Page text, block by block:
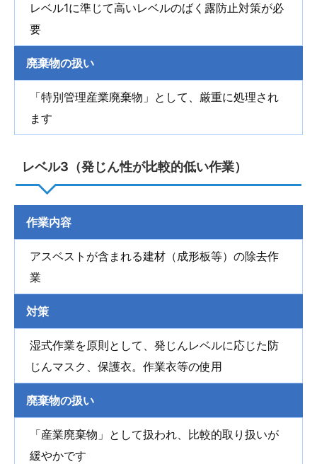
レベル1に準じて高いレベルのばく露防止対策が必
要
廃棄物の扱い
「特別管理産業廃棄物」として、厳重に処理され
ます
レベル3（発じん性が比較的低い作業）
作業内容
アスベストが含まれる建材（成形板等）の除去作
業
対策
湿式作業を原則として、発じんレベルに応じた防
じんマスク、保護衣。作業衣等の使用
廃棄物の扱い
「産業廃棄物」として扱われ、比較的取り扱いが
緩やかです